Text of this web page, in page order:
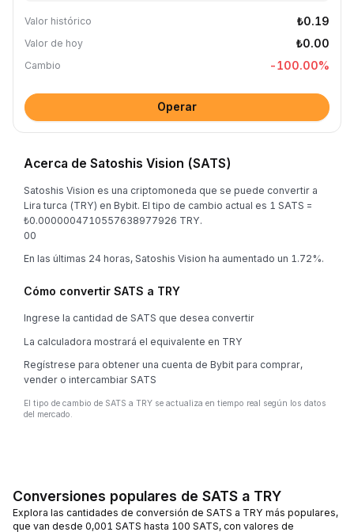
Valor histórico ₺0.19
Valor de hoy ₺0.00
Cambio -100.00%
Operar
Acerca de Satoshis Vision (SATS)
Satoshis Vision es una criptomoneda que se puede convertir a
Lira turca (TRY) en Bybit. El tipo de cambio actual es 1 SATS =
₺0.0000004710557638977926 TRY.
00
En las últimas 24 horas, Satoshis Vision ha aumentado un 1.72%.
Cómo convertir SATS a TRY
Ingrese la cantidad de SATS que desea convertir
La calculadora mostrará el equivalente en TRY
Regístrese para obtener una cuenta de Bybit para comprar,
vender o intercambiar SATS
El tipo de cambio de SATS a TRY se actualiza en tiempo real según los datos
del mercado.
Conversiones populares de SATS a TRY
Explora las cantidades de conversión de SATS a TRY más populares,
que van desde 0,001 SATS hasta 100 SATS, con valores de